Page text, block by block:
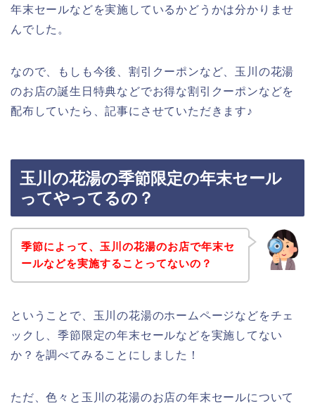
年末セールなどを実施しているかどうかは分かりませ
んでした。
なので、もしも今後、割引クーポンなど、玉川の花湯
のお店の誕生日特典などでお得な割引クーポンなどを
配布していたら、記事にさせていただきます♪
玉川の花湯の季節限定の年末セール
ってやってるの？
季節によって、玉川の花湯のお店で年末セ
ールなどを実施することってないの？
ということで、玉川の花湯のホームページなどをチェ
ックし、季節限定の年末セールなどを実施してない
か？を調べてみることにしました！
ただ、色々と玉川の花湯のお店の年末セールについて